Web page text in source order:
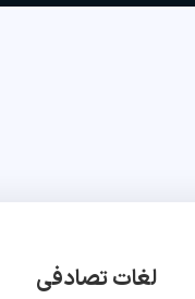
لغات تصادفی